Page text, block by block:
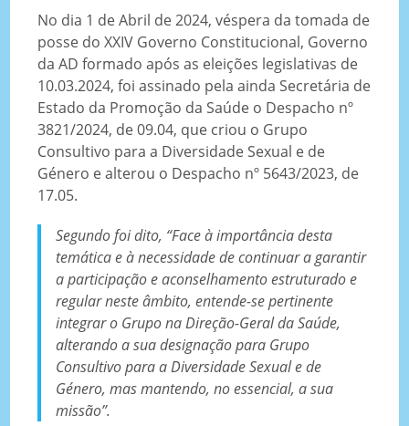
No dia 1 de Abril de 2024, véspera da tomada de
posse do XXIV Governo Constitucional, Governo
da AD formado após as eleições legislativas de
10.03.2024, foi assinado pela ainda Secretária de
Estado da Promoção da Saúde o Despacho nº
3821/2024, de 09.04, que criou o Grupo
Consultivo para a Diversidade Sexual e de
Género e alterou o Despacho nº 5643/2023, de
17.05.
Segundo foi dito, “Face à importância desta
temática e à necessidade de continuar a garantir
a participação e aconselhamento estruturado e
regular neste âmbito, entende-se pertinente
integrar o Grupo na Direção-Geral da Saúde,
alterando a sua designação para Grupo
Consultivo para a Diversidade Sexual e de
Género, mas mantendo, no essencial, a sua
missão”.